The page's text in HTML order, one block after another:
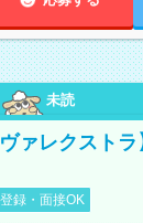
未読
ァレクストラ
録・面接OK